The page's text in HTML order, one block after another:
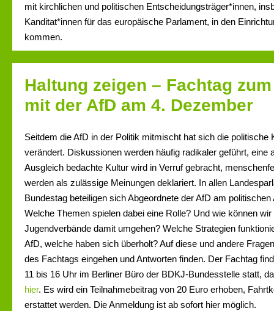
mit kirchlichen und politischen Entscheidungsträger*innen,
Kanditat*innen für das europäische Parlament, in den
kommen.
Haltung zeigen – Fachtag
mit der AfD am 4. Dezember
Seitdem die AfD in der Politik mitmischt hat sich die politische
verändert. Diskussionen werden häufig radikaler geführt, eine
Ausgleich bedachte Kultur wird in Verruf gebracht,
werden als zulässige Meinungen deklariert. In allen
Bundestag beteiligen sich Abgeordnete der AfD am
Welche Themen spielen dabei eine Rolle? Und wie können
Jugendverbände damit umgehen? Welche Strategien
AfD, welche haben sich überholt? Auf diese und andere
des Fachtags eingehen und Antworten finden. Der Fachtag
11 bis 16 Uhr im Berliner Büro der BDKJ-Bundesstelle statt,
hier. Es wird ein Teilnahmebeitrag von 20 Euro erhoben,
erstattet werden. Die Anmeldung ist ab sofort hier möglich.